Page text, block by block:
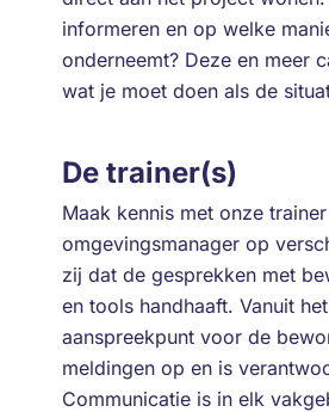
informeren en op welke
onderneemt? Deze en meer
wat je moet doen als de
De trainer(s)
Maak kennis met onze
omgevingsmanager op
zij dat de gesprekken met
en tools handhaaft. Vanuit
aanspreekpunt voor de
meldingen op en is
Communicatie is in elk